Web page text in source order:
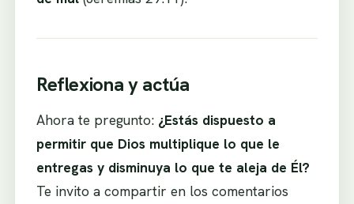
Reflexiona y actúa
Ahora te pregunto: ¿Estás dispuesto a
permitir que Dios multiplique lo que le
entregas y disminuya lo que te aleja de Él?
Te invito a compartir en los comentarios